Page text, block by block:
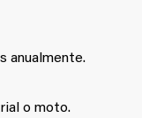
anualmente.
o moto.